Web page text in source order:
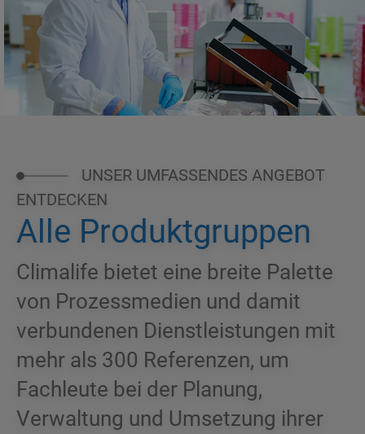
UNSER UMFASSENDES ANGEBOT
ENTDECKEN
Alle Produktgruppen
Climalife bietet eine breite Palette
von Prozessmedien und damit
verbundenen Dienstleistungen mit
mehr als 300 Referenzen, um
Fachleute bei der Planung,
Verwaltung und Umsetzung ihrer